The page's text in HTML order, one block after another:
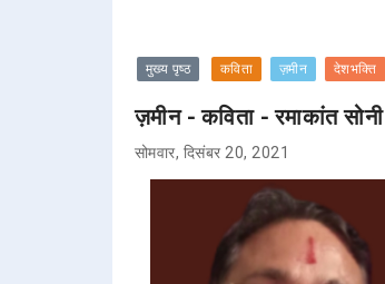
मुख्य पृष्ठ कविता ज़मीन देशभक्ति
ज़मीन - कविता - रमाकांत सोनी
सोमवार, दिसंबर 20, 2021